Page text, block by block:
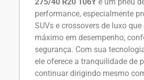
performance, especialmente
SUVs e crossovers de luxo
máximo em desempenho,
segurança. Com sua
ele oferece a tranquilidade de
continuar dirigindo mesmo